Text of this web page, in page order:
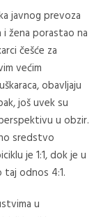
javnog prevoza
i žena porastao na
češće za
većim
obavljaju
još uvek su
u obzir.
sredstvo
je 1:1, dok je u
taj odnos 4:1.
u